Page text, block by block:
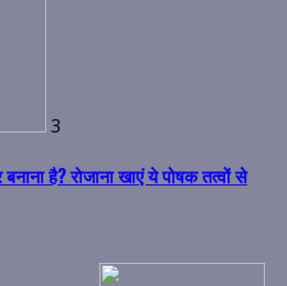
3
है? रोजाना खाएं ये पोषक तत्वों से